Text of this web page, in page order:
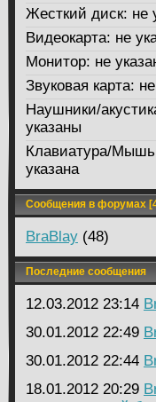
Жесткий диск: не
Видеокарта: не
Монитор: не
Звуковая карта:
Наушники/
указаны
Клавиатура/
указана
Сообщения в форумах
BraBlay (48)
Последние сообщения
12.03.2012 23:14
30.01.2012 22:49
30.01.2012 22:44
18.01.2012 20:29